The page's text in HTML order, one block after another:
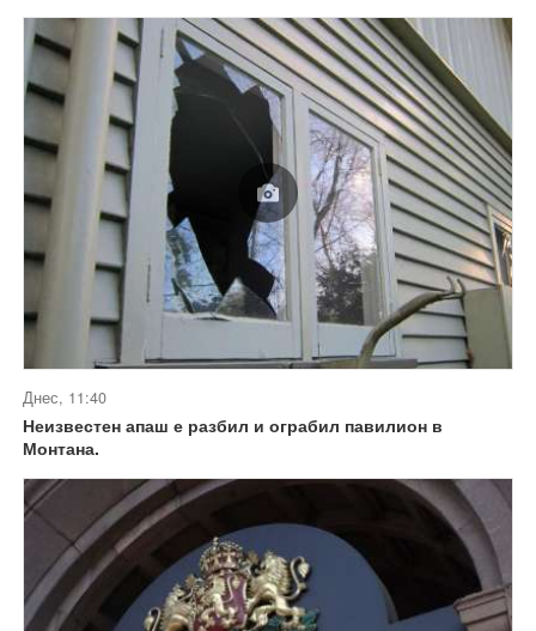
Днес, 11:40
Неизвестен апаш е разбил и ограбил павилион в
Монтана.